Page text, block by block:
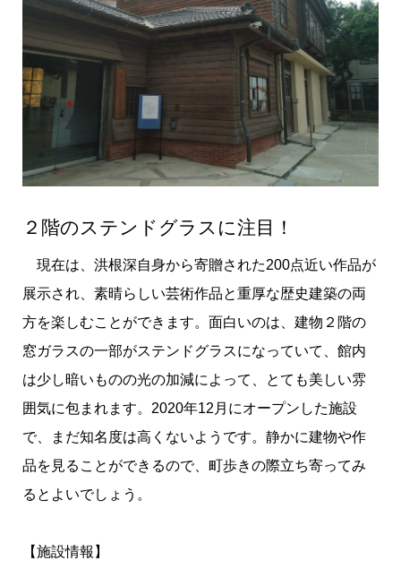
２階のステンドグラスに注目！
現在は、洪根深自身から寄贈された200点近い作品が
展示され、素晴らしい芸術作品と重厚な歴史建築の両
方を楽しむことができます。面白いのは、建物２階の
窓ガラスの一部がステンドグラスになっていて、館内
は少し暗いものの光の加減によって、とても美しい雰
囲気に包まれます。2020年12月にオープンした施設
で、まだ知名度は高くないようです。静かに建物や作
品を見ることができるので、町歩きの際立ち寄ってみ
るとよいでしょう。
【施設情報】